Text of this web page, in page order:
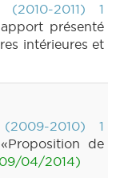
2011) 1
présenté
intérieures et
2010) 1
de
04/2014)